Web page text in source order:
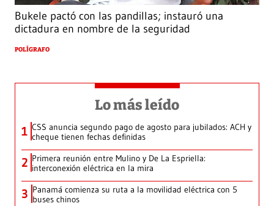
Bukele pactó con las pandillas; instauró una
dictadura en nombre de la seguridad
POLÍGRAFO
Lo más leído
1 CSS anuncia segundo pago de agosto para jubilados: ACH y
cheque tienen fechas definidas
2 Primera reunión entre Mulino y De La Espriella:
interconexión eléctrica en la mira
3 Panamá comienza su ruta a la movilidad eléctrica con 5
buses chinos